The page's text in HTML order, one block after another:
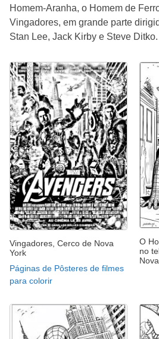
Homem-Aranha, o Homem de
Vingadores, em grande parte
Stan Lee, Jack Kirby e Steve Ditko.
Vingadores, Cerco de Nova
York
Páginas de Pôsteres de filmes
para colorir
O
no